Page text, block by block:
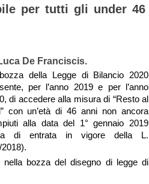
per tutti gli under 46
De Franciscis.
della Legge di Bilancio 2020
per l’anno 2019 e per l’anno
di accedere alla misura di “Resto al
con un’età di 46 anni non ancora
alla data del 1° gennaio 2019
di entrata in vigore della L.
2018).
nella bozza del disegno di legge di